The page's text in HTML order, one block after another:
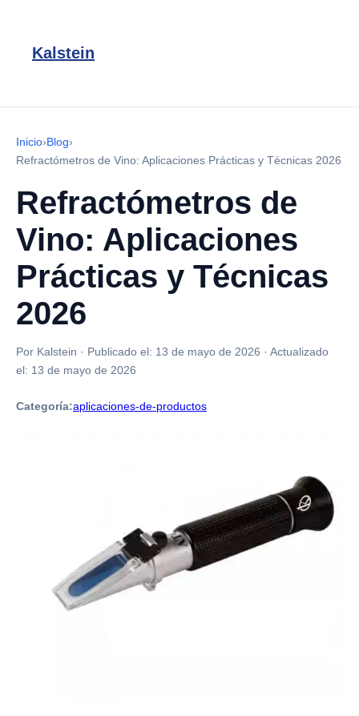
Kalstein
Inicio›Blog›
Refractómetros de Vino: Aplicaciones Prácticas y Técnicas 2026
Refractómetros de
Vino: Aplicaciones
Prácticas y Técnicas
2026
Por Kalstein · Publicado el: 13 de mayo de 2026 · Actualizado
el: 13 de mayo de 2026
Categoría:aplicaciones-de-productos